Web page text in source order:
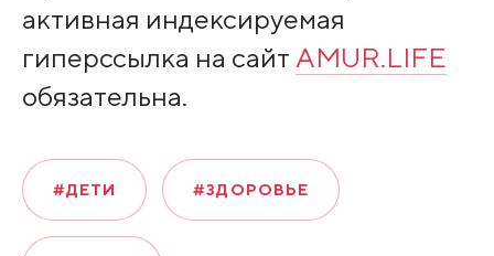
активная индексируемая
гиперссылка на сайт AMUR.LIFE
обязательна.
#ДЕТИ #ЗДОРОВЬЕ